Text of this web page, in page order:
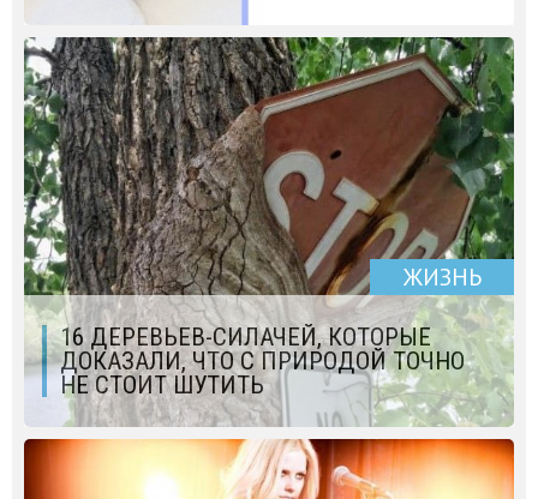
ЖИЗНЬ
16 ДЕРЕВЬЕВ-СИЛАЧЕЙ, КОТОРЫЕ
ДОКАЗАЛИ, ЧТО С ПРИРОДОЙ ТОЧНО
НЕ СТОИТ ШУТИТЬ